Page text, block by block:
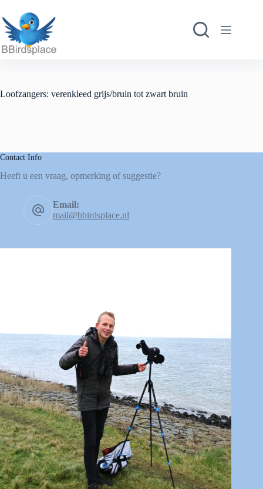
Loofzangers: verenkleed grijs/bruin tot zwart bruin
Contact Info
Heeft u een vraag, opmerking of suggestie?
Email:
mail@bbirdsplace.nl